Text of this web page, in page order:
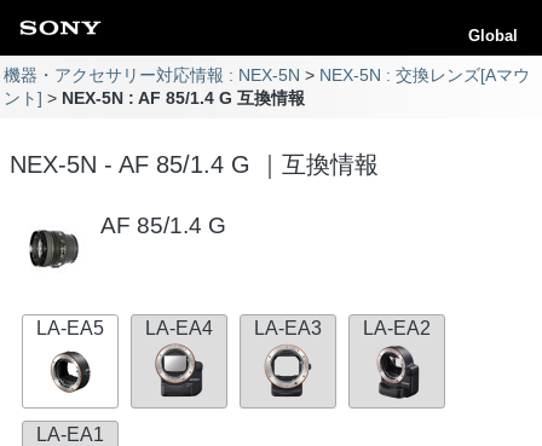
Global
機器・アクセサリー対応情報 : NEX-5N
NEX-5N : 交換レンズ[Aマウ
ント]
NEX-5N : AF 85/1.4 G 互換情報
NEX-5N - AF 85/1.4 G ｜互換情報
AF 85/1.4 G
LA-EA5 LA-EA4 LA-EA3 LA-EA2
LA-EA1